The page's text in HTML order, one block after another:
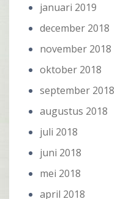
januari 2019
december 2018
november 2018
oktober 2018
september 2018
augustus 2018
juli 2018
juni 2018
mei 2018
april 2018